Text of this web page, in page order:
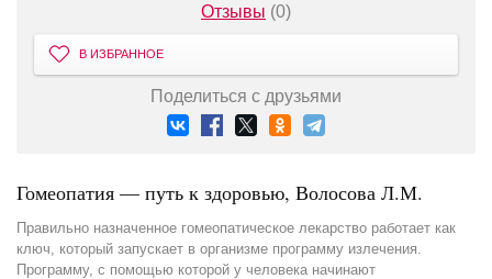
Отзывы (0)
В ИЗБРАННОЕ
Поделиться с друзьями
Гомеопатия — путь к здоровью, Волосова Л.М.
Правильно назначенное гомеопатическое лекарство работает как
ключ, который запускает в организме программу излечения.
Программу, с помощью которой у человека начинают